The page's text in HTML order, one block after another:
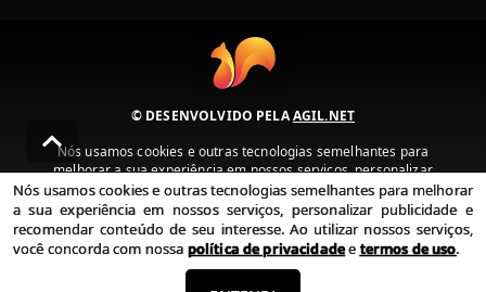
© DESENVOLVIDO PELAAGIL.NET
Nós usamos cookies e outras tecnologias semelhantes para
melhorar a sua experiência em nossos serviços, personalizar
publicidade e recomendar conteúdo de seu interesse. Ao utilizar
nossos serviços, você concorda com nossa política de privacidade e
termos de uso.
Política de Privacidade Termos de uso
Nós usamos cookies e outras tecnologias semelhantes para melhorar
a sua experiência em nossos serviços, personalizar publicidade e
recomendar conteúdo de seu interesse. Ao utilizar nossos serviços,
você concorda com nossa política de privacidadeetermos de uso.